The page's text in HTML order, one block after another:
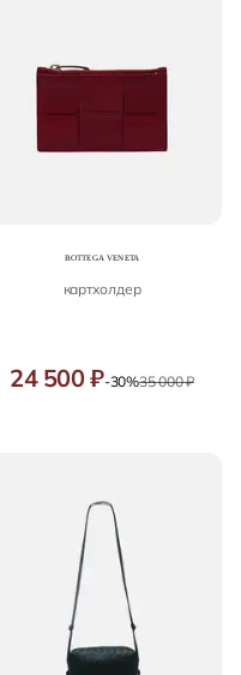
картхолдер
24 500 ₽-30%35 000 ₽